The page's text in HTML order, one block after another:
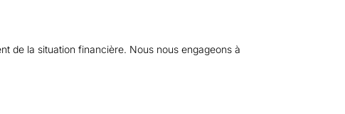
de la situation financière. Nous nous engageons à